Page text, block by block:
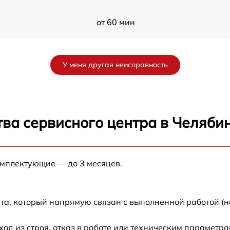
от 60 мин
от 60 мин
от 60 мин
У меня другая неисправность
сервисного центра в
— до 3 месяцев.
который напрямую связан с выполненной работой
из строя, отказ в работе или техническим